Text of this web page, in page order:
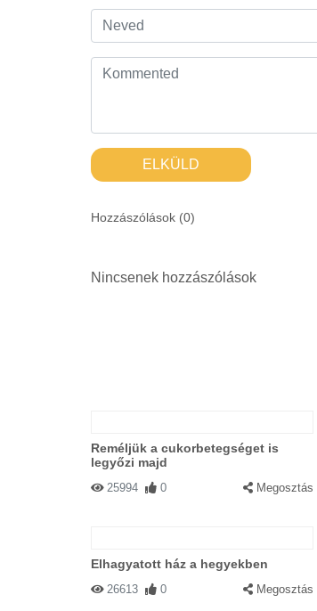
ELKÜLD
Hozzászólások (0)
Nincsenek hozzászólások
Reméljük a cukorbetegséget is
legyőzi majd
25994 0 Megosztás
Elhagyatott ház a hegyekben
26613 0 Megosztás